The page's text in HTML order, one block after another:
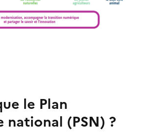
le Plan
national (PSN) ?